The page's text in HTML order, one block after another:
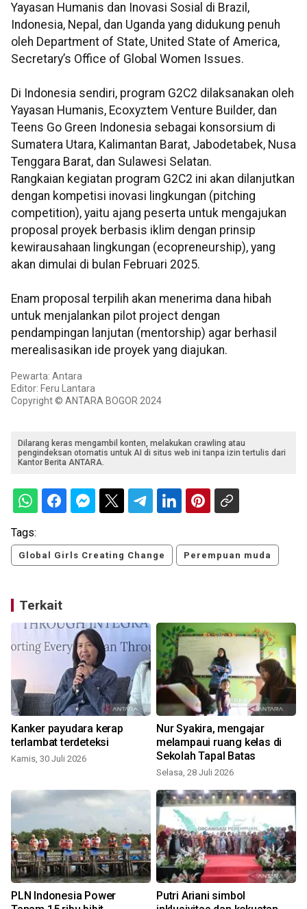
Yayasan Humanis dan Inovasi Sosial di Brazil,
Indonesia, Nepal, dan Uganda yang didukung penuh
oleh Department of State, United State of America,
Secretary’s Office of Global Women Issues.
Di Indonesia sendiri, program G2C2 dilaksanakan oleh
Yayasan Humanis, Ecoxyztem Venture Builder, dan
Teens Go Green Indonesia sebagai konsorsium di
Sumatera Utara, Kalimantan Barat, Jabodetabek, Nusa
Tenggara Barat, dan Sulawesi Selatan.
Rangkaian kegiatan program G2C2 ini akan dilanjutkan
dengan kompetisi inovasi lingkungan (pitching
competition), yaitu ajang peserta untuk mengajukan
proposal proyek berbasis iklim dengan prinsip
kewirausahaan lingkungan (ecopreneurship), yang
akan dimulai di bulan Februari 2025.
Enam proposal terpilih akan menerima dana hibah
untuk menjalankan pilot project dengan
pendampingan lanjutan (mentorship) agar berhasil
merealisasikan ide proyek yang diajukan.
Pewarta: Antara
Editor: Feru Lantara
Copyright © ANTARA BOGOR 2024
Dilarang keras mengambil konten, melakukan crawling atau
pengindeksan otomatis untuk AI di situs web ini tanpa izin tertulis dari
Kantor Berita ANTARA.
Tags:
Global Girls Creating Change Perempuan muda
Terkait
Kanker payudara kerap
terlambat terdeteksi
Kamis, 30 Juli 2026
Nur Syakira, mengajar
melampaui ruang kelas di
Sekolah Tapal Batas
Selasa, 28 Juli 2026
PLN Indonesia Power
Putri Ariani simbol